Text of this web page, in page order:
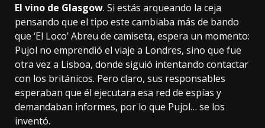
El vino de Glasgow. Si estás arqueando la ceja
pensando que el tipo este cambiaba más de bando
que ‘El Loco’ Abreu de camiseta, espera un momento:
Pujol no emprendió el viaje a Londres, sino que fue
otra vez a Lisboa, donde siguió intentando contactar
con los británicos. Pero claro, sus responsables
esperaban que él ejecutara esa red de espías y
demandaban informes, por lo que Pujol… se los
inventó.